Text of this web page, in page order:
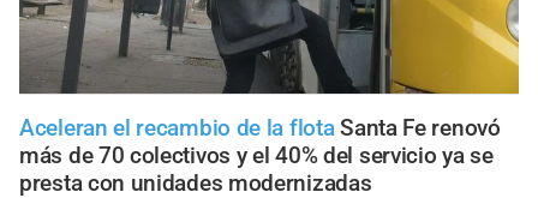
Aceleran el recambio de la flota Santa Fe renovó
más de 70 colectivos y el 40% del servicio ya se
presta con unidades modernizadas